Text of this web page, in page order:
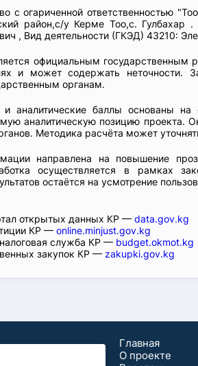
с огариченной ответственностью
район,с/у Керме Тоо,с. Гулбахар .
, Вид деятельности (ГКЭД) 43210:
официальным государственным
и может содержать неточности.
органам.
и аналитические баллы основаны
аналитическую позицию проекта.
Методика расчёта может
направлена на повышение
осуществляется в рамках
остаётся на усмотрение
открытых данных КР — data.gov.kg
КР — online.minjust.gov.kg
служба КР — budget.okmot.kg
закупок КР — zakupki.gov.kg
Главная
О проекте